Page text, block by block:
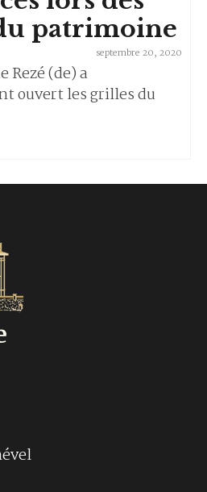
patrimoine
septembre 20, 2020
Rezé (de) a
ouvert les grilles du